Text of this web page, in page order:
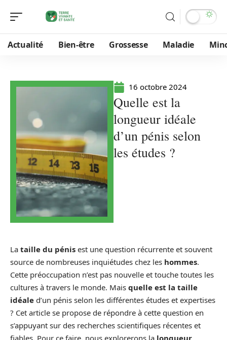
Actualité Bien-être Grossesse Maladie
16 octobre 2024
Quelle est la
longueur idéale
d’un pénis selon
les études ?
La taille du pénis est une question récurrente et souvent
source de nombreuses inquiétudes chez les hommes.
Cette préoccupation n’est pas nouvelle et touche toutes les
cultures à travers le monde. Mais quelle est la taille
idéale d’un pénis selon les différentes études et expertises
? Cet article se propose de répondre à cette question en
s’appuyant sur des recherches scientifiques récentes et
fiables. Pour ce faire, nous explorerons la longueur